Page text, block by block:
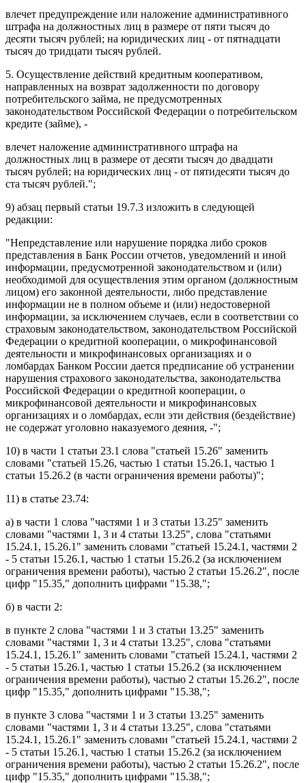
влечет предупреждение или наложение административного
штрафа на должностных лиц в размере от пяти тысяч до
десяти тысяч рублей; на юридических лиц - от пятнадцати
тысяч до тридцати тысяч рублей.
5. Осуществление действий кредитным кооперативом,
направленных на возврат задолженности по договору
потребительского займа, не предусмотренных
законодательством Российской Федерации о потребительском
кредите (займе), -
влечет наложение административного штрафа на
должностных лиц в размере от десяти тысяч до двадцати
тысяч рублей; на юридических лиц - от пятидесяти тысяч до
ста тысяч рублей.";
9) абзац первый статьи 19.7.3 изложить в следующей
редакции:
"Непредставление или нарушение порядка либо сроков
представления в Банк России отчетов, уведомлений и иной
информации, предусмотренной законодательством и (или)
необходимой для осуществления этим органом (должностным
лицом) его законной деятельности, либо представление
информации не в полном объеме и (или) недостоверной
информации, за исключением случаев, если в соответствии со
страховым законодательством, законодательством Российской
Федерации о кредитной кооперации, о микрофинансовой
деятельности и микрофинансовых организациях и о
ломбардах Банком России дается предписание об устранении
нарушения страхового законодательства, законодательства
Российской Федерации о кредитной кооперации, о
микрофинансовой деятельности и микрофинансовых
организациях и о ломбардах, если эти действия (бездействие)
не содержат уголовно наказуемого деяния, -";
10) в части 1 статьи 23.1 слова "статьей 15.26" заменить
словами "статьей 15.26, частью 1 статьи 15.26.1, частью 1
статьи 15.26.2 (в части ограничения времени работы)";
11) в статье 23.74:
а) в части 1 слова "частями 1 и 3 статьи 13.25" заменить
словами "частями 1, 3 и 4 статьи 13.25", слова "статьями
15.24.1, 15.26.1" заменить словами "статьей 15.24.1, частями 2
- 5 статьи 15.26.1, частью 1 статьи 15.26.2 (за исключением
ограничения времени работы), частью 2 статьи 15.26.2", после
цифр "15.35," дополнить цифрами "15.38,";
б) в части 2:
в пункте 2 слова "частями 1 и 3 статьи 13.25" заменить
словами "частями 1, 3 и 4 статьи 13.25", слова "статьями
15.24.1, 15.26.1" заменить словами "статьей 15.24.1, частями 2
- 5 статьи 15.26.1, частью 1 статьи 15.26.2 (за исключением
ограничения времени работы), частью 2 статьи 15.26.2", после
цифр "15.35," дополнить цифрами "15.38,";
в пункте 3 слова "частями 1 и 3 статьи 13.25" заменить
словами "частями 1, 3 и 4 статьи 13.25", слова "статьями
15.24.1, 15.26.1" заменить словами "статьей 15.24.1, частями 2
- 5 статьи 15.26.1, частью 1 статьи 15.26.2 (за исключением
ограничения времени работы), частью 2 статьи 15.26.2", после
цифр "15.35," дополнить цифрами "15.38,";